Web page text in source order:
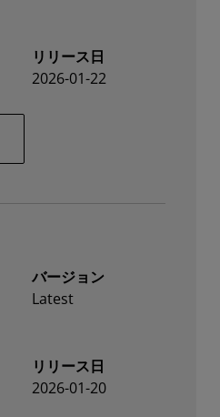
リリース日
2026-01-22
User Guide
バージョン
Latest
リリース日
2026-01-20